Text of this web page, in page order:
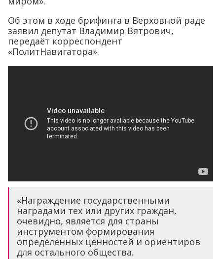
Об этом в ходе брифинга в Верховной раде
заявил депутат Владимир Вятрович,
передаёт корреспондент
«ПолитНавигатора».
«Награждение государственными
наградами тех или других граждан,
очевидно, является для страны
инструментом формирования
определённых ценностей и ориентиров
для остального общества.